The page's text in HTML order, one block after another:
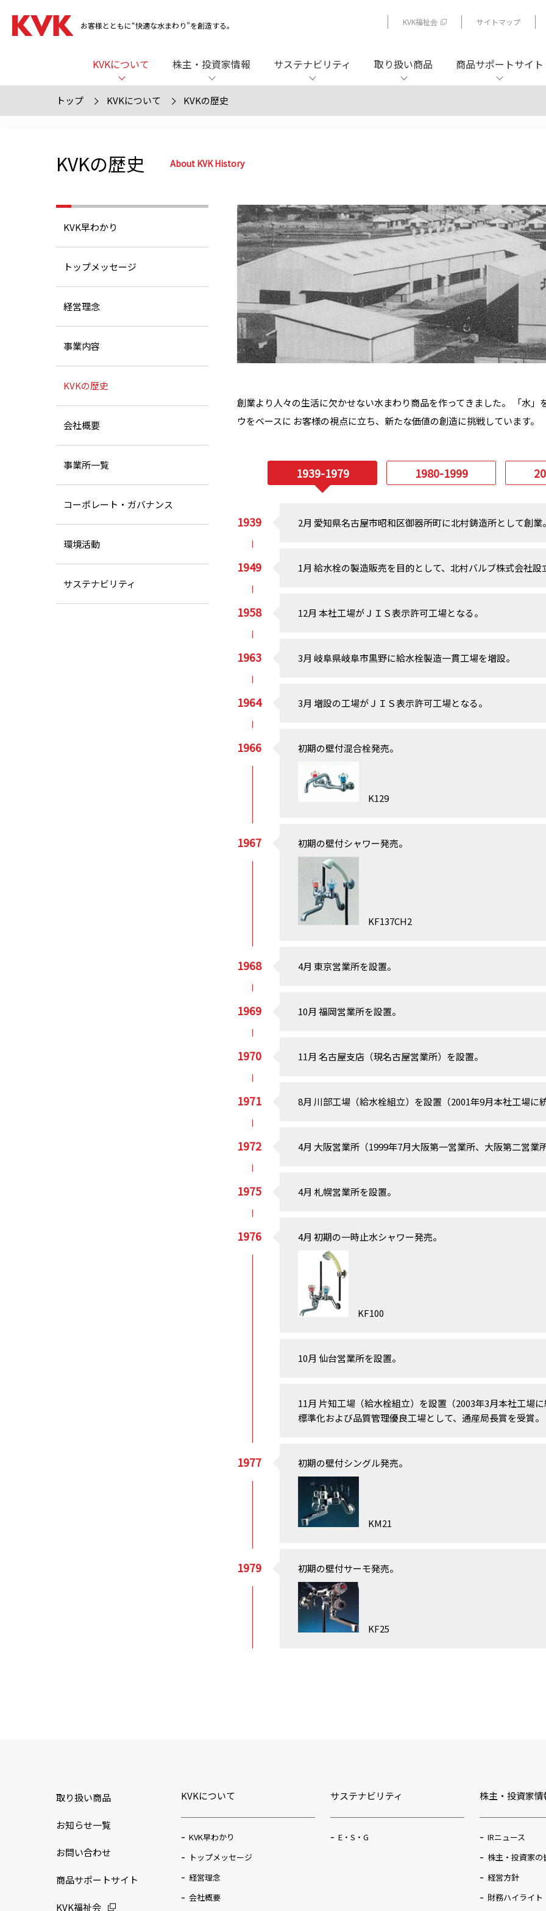
お客様とともに“快適な水まわり”を創造する。
KVKについて 株主・投資家情報 サステナビリティ 取り扱い商品 商品サポートサイト
KVK福祉会 サイトマップ
トップ KVKについて KVKの歴史
KVKの歴史 About KVK History
KVK早わかり
トップメッセージ
経営理念
事業内容
KVKの歴史
会社概要
事業所一覧
コーポレート・ガバナンス
環境活動
サステナビリティ
創業より人々の生活に欠かせない水まわり商品を作ってきました。 「水
ウをベースに お客様の視点に立ち、新たな価値の創造に挑戦しています。
1939-1979
1939 2月 愛知県名古屋市昭和区御器所町に北村鋳造所として創
1949 1月 給水栓の製造販売を目的として、北村バルブ株式会社設
1958 12月 本社工場がＪＩＳ表示許可工場となる。
1963 3月 岐阜県岐阜市黒野に給水栓製造一貫工場を増設。
1964 3月 増設の工場がＪＩＳ表示許可工場となる。
1966 初期の壁付混合栓発売。
K129
1967 初期の壁付シャワー発売。
KF137CH2
1968 4月 東京営業所を設置。
1969 10月 福岡営業所を設置。
1970 11月 名古屋支店（現名古屋営業所）を設置。
1971 8月 川部工場（給水栓組立）を設置（2001年9月本社工場に
1972 4月 大阪営業所（1999年7月大阪第一営業所、大阪第二営業
1975 4月 札幌営業所を設置。
1976 4月 初期の一時止水シャワー発売。
KF100
10月 仙台営業所を設置。
11月 片知工場（給水栓組立）を設置（2003年3月本社工場
標準化および品質管理優良工場として、通産局長賞を受賞。
1977 初期の壁付シングル発売。
KM21
1979 初期の壁付サーモ発売。
KF25
1980-1999
2002
取り扱い商品
お知らせ一覧
お問い合わせ
商品サポートサイト
KVK福祉会
KVKについて
KVK早わかり
トップメッセージ
経営理念
会社概要
サステナビリティ
E・S・G
株主・投資家情
IRニュース
株主・投資家の
経営方針
財務ハイライト